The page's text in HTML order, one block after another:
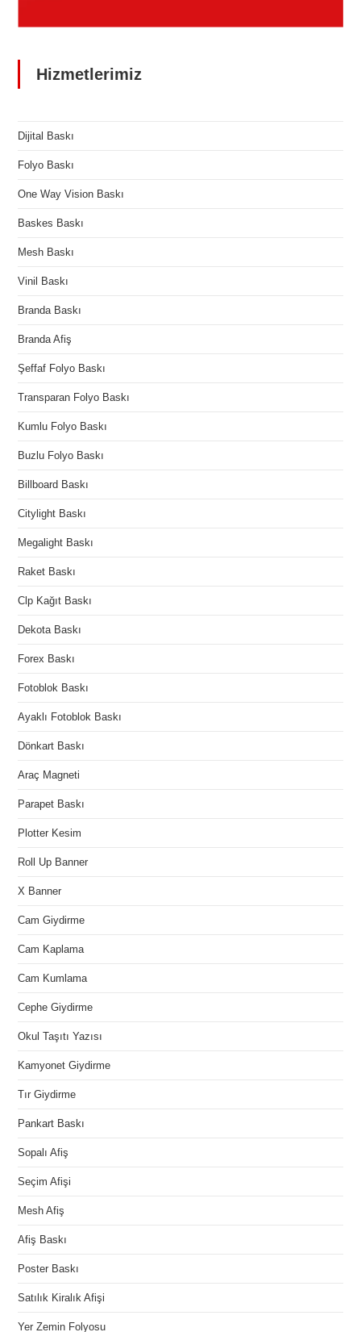
Hizmetlerimiz
Dijital Baskı
Folyo Baskı
One Way Vision Baskı
Baskes Baskı
Mesh Baskı
Vinil Baskı
Branda Baskı
Branda Afiş
Şeffaf Folyo Baskı
Transparan Folyo Baskı
Kumlu Folyo Baskı
Buzlu Folyo Baskı
Billboard Baskı
Citylight Baskı
Megalight Baskı
Raket Baskı
Clp Kağıt Baskı
Dekota Baskı
Forex Baskı
Fotoblok Baskı
Ayaklı Fotoblok Baskı
Dönkart Baskı
Araç Magneti
Parapet Baskı
Plotter Kesim
Roll Up Banner
X Banner
Cam Giydirme
Cam Kaplama
Cam Kumlama
Cephe Giydirme
Okul Taşıtı Yazısı
Kamyonet Giydirme
Tır Giydirme
Pankart Baskı
Sopalı Afiş
Seçim Afişi
Mesh Afiş
Afiş Baskı
Poster Baskı
Satılık Kiralık Afişi
Yer Zemin Folyosu